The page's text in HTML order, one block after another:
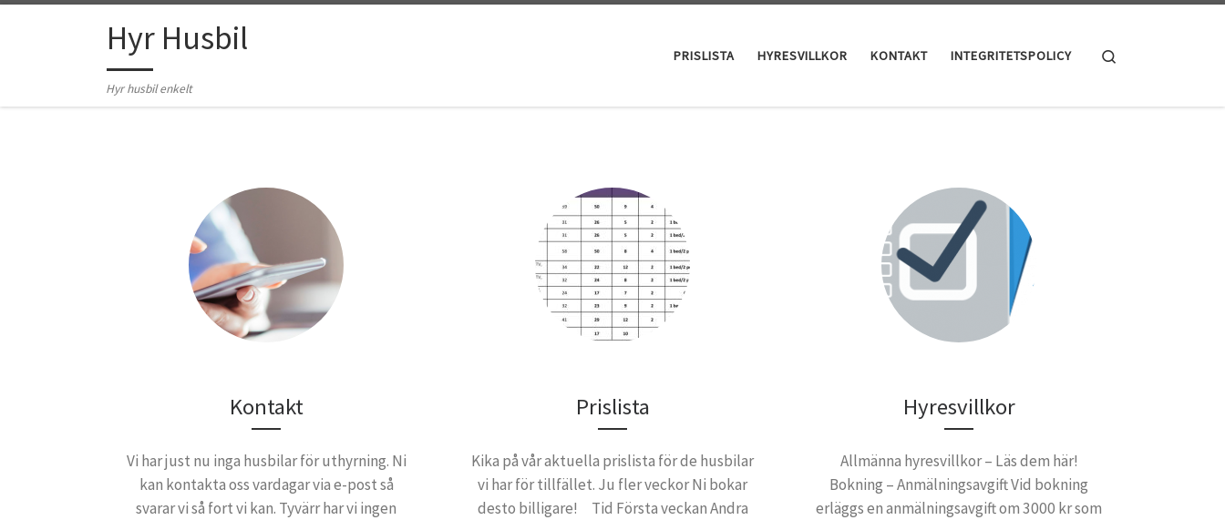
Hoppa till innehållHyr Husbil
Hyr husbil enkelt
PRISLISTA HYRESVILLKOR KONTAKT INTEGRITETSPOLICY
Kontakt
Vi har just nu inga husbilar för uthyrning. Ni
kan kontakta oss vardagar via e-post så
svarar vi så fort vi kan. Tyvärr har vi ingen
Prislista
Kika på vår aktuella prislista för de husbilar
vi har för tillfället. Ju fler veckor Ni bokar
desto billigare! Tid Första veckan Andra
Hyresvillkor
Allmänna hyresvillkor – Läs dem här!
Bokning – Anmälningsavgift Vid bokning
erläggs en anmälningsavgift om 3000 kr som